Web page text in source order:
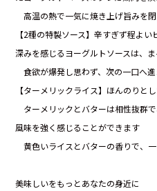
高温の熱で一気に焼き上げ旨みを
【2種の特製ソース】辛すぎず程よ
深みを感じるヨーグルトソースは、
食欲が爆発し思わず、次の一口へ進
【ターメリックライス】ほんのりと
ターメリックとバターは相性抜群
風味を強く感じることができます
黄色いライスとバターの香りで、
美味しいをもっとあなたの身近に